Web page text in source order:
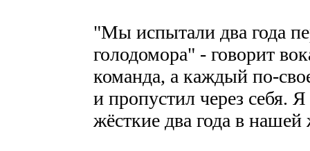
"Мы испытали два года
голодомора" - говорит
команда, а каждый по-
и пропустил через себя.
жёсткие два года в